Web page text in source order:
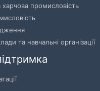
промисловість
та навчальні організації